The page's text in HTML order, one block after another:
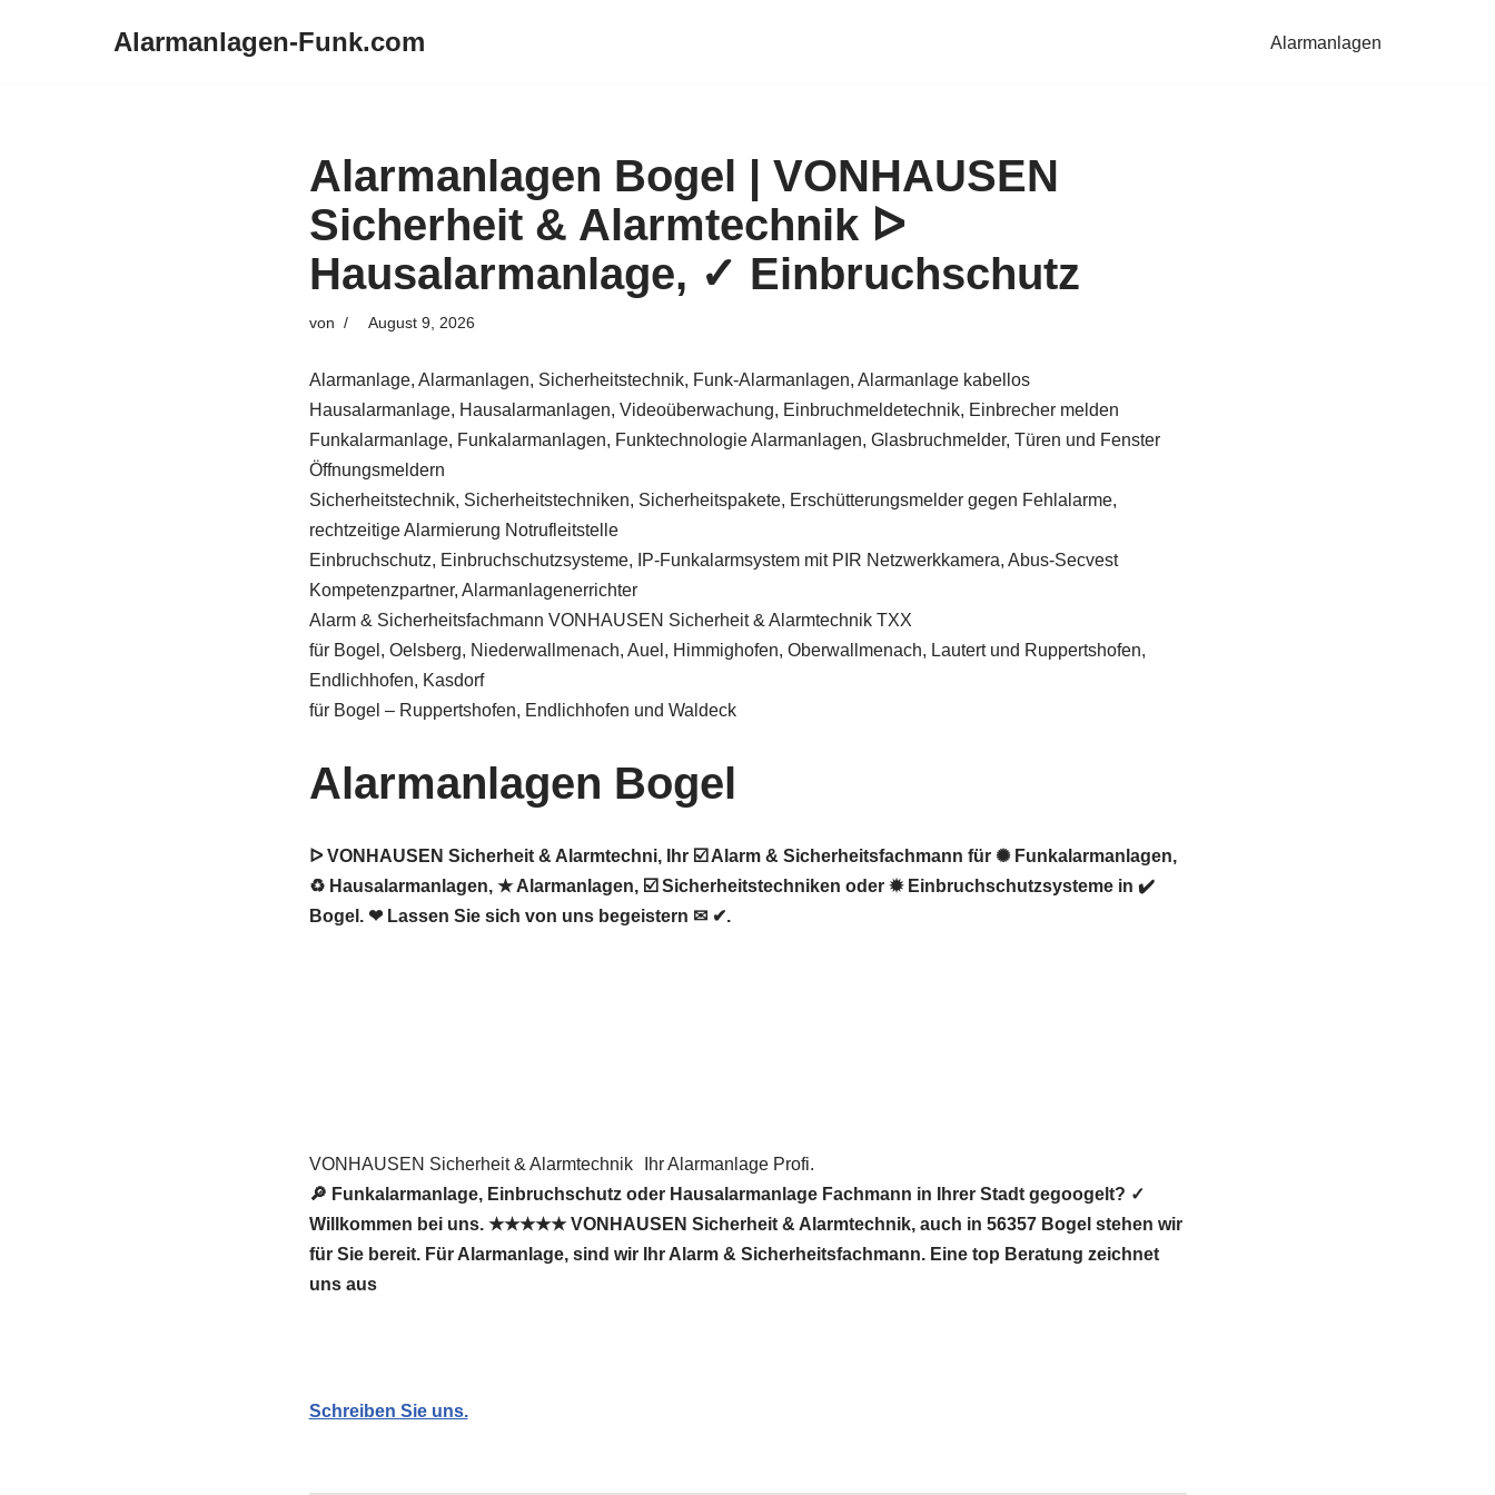
Alarmanlagen-Funk.com Alarmanlagen
Alarmanlagen Bogel | VONHAUSEN
Sicherheit & Alarmtechnik ᐅ
Hausalarmanlage, ✓ Einbruchschutz
von August 9, 2026
Alarmanlage, Alarmanlagen, Sicherheitstechnik, Funk-Alarmanlagen, Alarmanlage kabellos
Hausalarmanlage, Hausalarmanlagen, Videoüberwachung, Einbruchmeldetechnik, Einbrecher melden
Funkalarmanlage, Funkalarmanlagen, Funktechnologie Alarmanlagen, Glasbruchmelder, Türen und Fenster
Öffnungsmeldern
Sicherheitstechnik, Sicherheitstechniken, Sicherheitspakete, Erschütterungsmelder gegen Fehlalarme,
rechtzeitige Alarmierung Notrufleitstelle
Einbruchschutz, Einbruchschutzsysteme, IP-Funkalarmsystem mit PIR Netzwerkkamera, Abus-Secvest
Kompetenzpartner, Alarmanlagenerrichter
Alarm & Sicherheitsfachmann VONHAUSEN Sicherheit & Alarmtechnik TXX
für Bogel, Oelsberg, Niederwallmenach, Auel, Himmighofen, Oberwallmenach, Lautert und Ruppertshofen,
Endlichhofen, Kasdorf
für Bogel – Ruppertshofen, Endlichhofen und Waldeck
Alarmanlagen Bogel
ᐅ VONHAUSEN Sicherheit & Alarmtechni, Ihr ☑️ Alarm & Sicherheitsfachmann für ✺ Funkalarmanlagen,
♻ Hausalarmanlagen, ★ Alarmanlagen, ☑️ Sicherheitstechniken oder ✹ Einbruchschutzsysteme in ✔️
Bogel. ❤ Lassen Sie sich von uns begeistern ✉ ✔.
VONHAUSEN Sicherheit & Alarmtechnik
Ihr Alarmanlage Profi.
🔎 Funkalarmanlage, Einbruchschutz oder Hausalarmanlage Fachmann in Ihrer Stadt gegoogelt? ✓
Willkommen bei uns. ★★★★★ VONHAUSEN Sicherheit & Alarmtechnik, auch in 56357 Bogel stehen wir
für Sie bereit. Für Alarmanlage, sind wir Ihr Alarm & Sicherheitsfachmann. Eine top Beratung zeichnet
uns aus
Schreiben Sie uns.